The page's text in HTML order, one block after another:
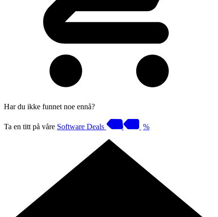
Har du ikke funnet noe ennå?
Ta en titt på våre Software Deals %